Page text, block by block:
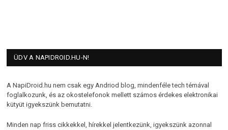
ÜDV A NAPIDROID.HU-N!
A NapiDroid.hu nem csak egy Andriod blog, mindenféle tech témával
foglalkozunk, és az okostelefonok mellett számos érdekes elektronikai
kütyüt igyekszünk bemutatni.
Minden nap friss cikkekkel, hírekkel jelentkezünk, igyekszünk azonnal